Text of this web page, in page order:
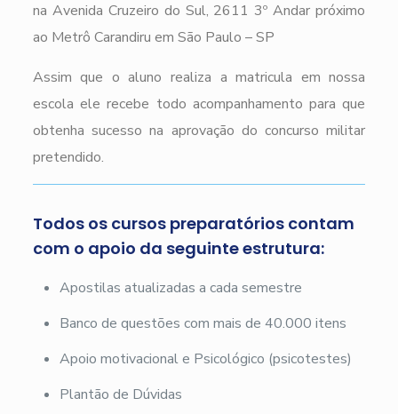
na Avenida Cruzeiro do Sul, 2611 3º Andar próximo
ao Metrô Carandiru em São Paulo – SP
Assim que o aluno realiza a matricula em nossa
escola ele recebe todo acompanhamento para que
obtenha sucesso na aprovação do concurso militar
pretendido.
Todos os cursos preparatórios contam
com o apoio da seguinte estrutura:
Apostilas atualizadas a cada semestre
Banco de questões com mais de 40.000 itens
Apoio motivacional e Psicológico (psicotestes)
Plantão de Dúvidas